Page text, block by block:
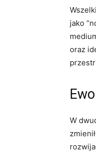
jako
oraz
W